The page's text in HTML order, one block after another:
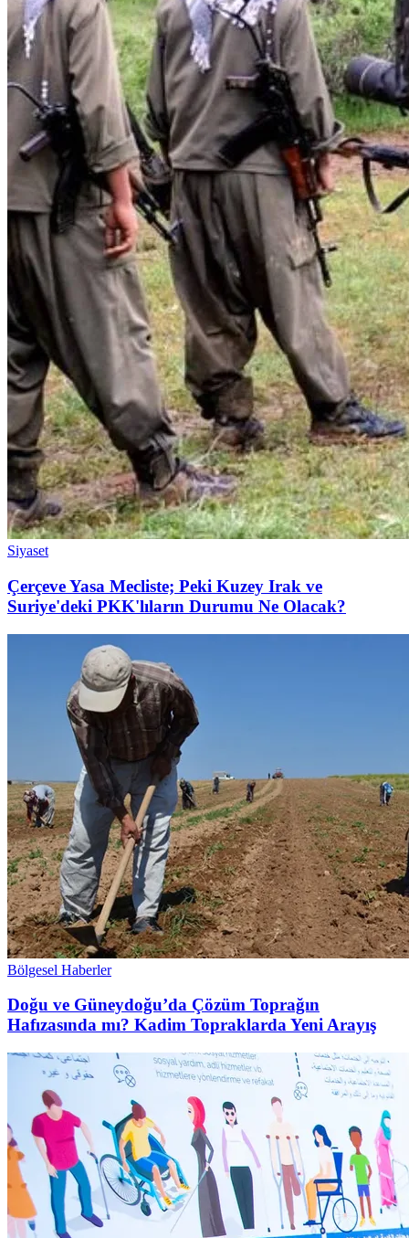
Siyaset
Çerçeve Yasa Mecliste; Peki Kuzey Irak ve
Suriye'deki PKK'lıların Durumu Ne Olacak?
Bölgesel Haberler
Doğu ve Güneydoğu’da Çözüm Toprağın
Hafızasında mı? Kadim Topraklarda Yeni Arayış